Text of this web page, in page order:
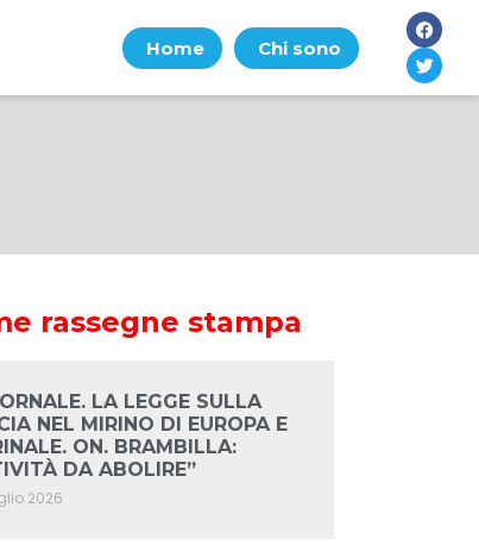
Home Chi sono
rassegne stampa
LA LEGGE SULLA
NEL MIRINO DI EUROPA E
ON. BRAMBILLA:
DA ABOLIRE”
2026